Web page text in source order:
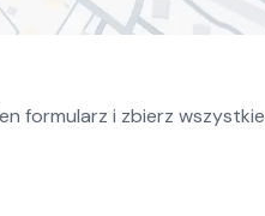
formularz i zbierz wszystkie